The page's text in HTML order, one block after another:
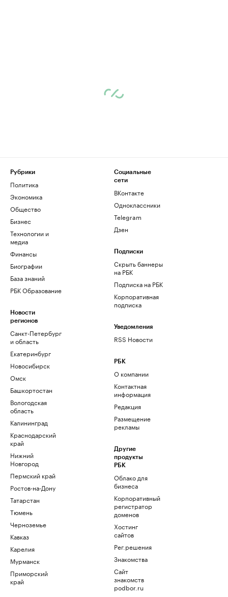
Рубрики
Политика
Экономика
Общество
Бизнес
Технологии и
медиа
Финансы
Биографии
База знаний
РБК Образование
Новости
регионов
Санкт-Петербург
и область
Екатеринбург
Новосибирск
Омск
Башкортостан
Вологодская
область
Калининград
Краснодарский
край
Нижний
Новгород
Пермский край
Ростов-на-Дону
Татарстан
Тюмень
Черноземье
Кавказ
Карелия
Мурманск
Приморский
край
Социальные
сети
ВКонтакте
Одноклассники
Telegram
Дзен
Подписки
Скрыть баннеры
на РБК
Подписка на РБК
Корпоративная
подписка
Уведомления
RSS Новости
РБК
О компании
Контактная
информация
Редакция
Размещение
рекламы
Другие
продукты
РБК
Облако для
бизнеса
Корпоративный
регистратор
доменов
Хостинг
сайтов
Рег.решения
Знакомства
Сайт
знакомств
podbor.ru